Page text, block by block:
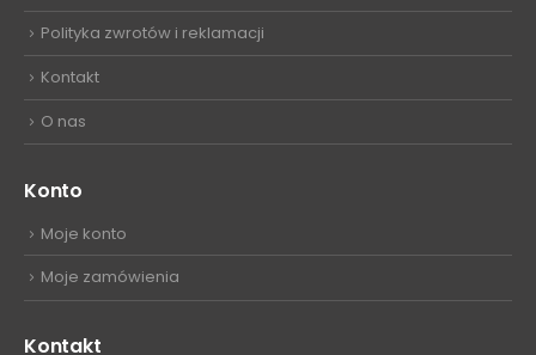
Regulamin sklepu
Polityka zwrotów i reklamacji
Kontakt
O nas
Moje konto
Moje zamówienia